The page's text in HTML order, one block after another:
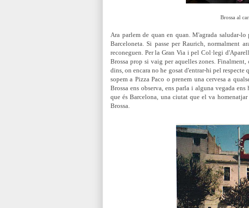
Brossa al
Ara parlem de quan en quan. M'agrada saludar-
Barceloneta. Si passe per Raurich, normalment
reconeguen. Per la Gran Via i pel Col·legi
Brossa prop si vaig per aquelles zones.
dins, on encara no he gosat d'entrar-hi pel respecte
sopem a Pizza Paco o prenem una cervesa a
Brossa ens observa, ens parla i alguna vegada
que és Barcelona, una ciutat que el va
Brossa.